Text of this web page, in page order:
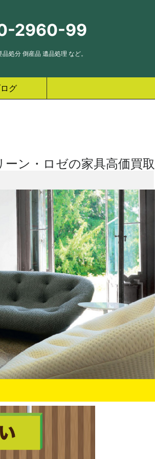
2960-99
処分 倒産品 遺品処理 など。
グ
ーン・ロゼの家具高価買取